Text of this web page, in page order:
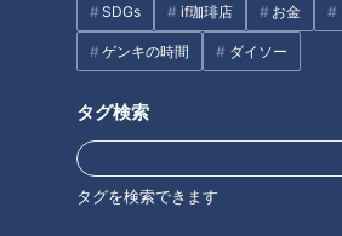
SDGs if珈琲店 お金
ゲンキの時間 ダイソー
タグ検索
タグを検索できます
スポーツ 中日ドラゴンズ 吉見一起
川上吉見のWエース対談